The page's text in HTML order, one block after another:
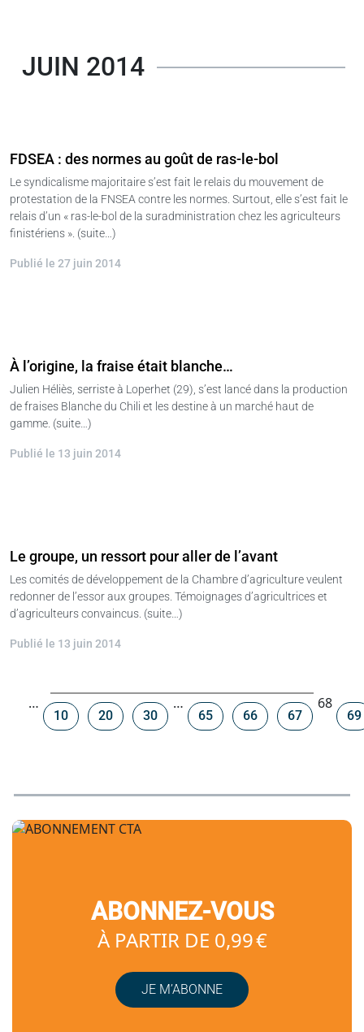
JUIN 2014
FDSEA : des normes au goût de ras-le-bol
Le syndicalisme majoritaire s’est fait le relais du mouvement de
protestation de la FNSEA contre les normes. Surtout, elle s’est fait le
relais d’un « ras-le-bol de la suradministration chez les agriculteurs
finistériens ». (suite…)
Publié le 27 juin 2014
À l’origine, la fraise était blanche…
Julien Héliès, serriste à Loperhet (29), s’est lancé dans la production
de fraises Blanche du Chili et les destine à un marché haut de
gamme. (suite…)
Publié le 13 juin 2014
Le groupe, un ressort pour aller de l’avant
Les comités de développement de la Chambre d’agriculture veulent
redonner de l’essor aux groupes. Témoignages d’agricultrices et
d’agriculteurs convaincus. (suite…)
Publié le 13 juin 2014
Navigation
dans
…
10 20 30
…
65 66 67
68
69
ABONNEZ-VOUS
À PARTIR DE 0,99 €
JE M’ABONNE